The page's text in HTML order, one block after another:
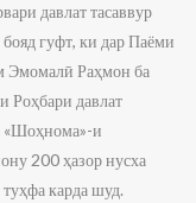
давлат тасаввур
гуфт, ки дар Паёми
Эмомалӣ Раҳмон ба
Роҳбари давлат
«Шоҳнома»-и
200 ҳазор нусха
карда шуд.